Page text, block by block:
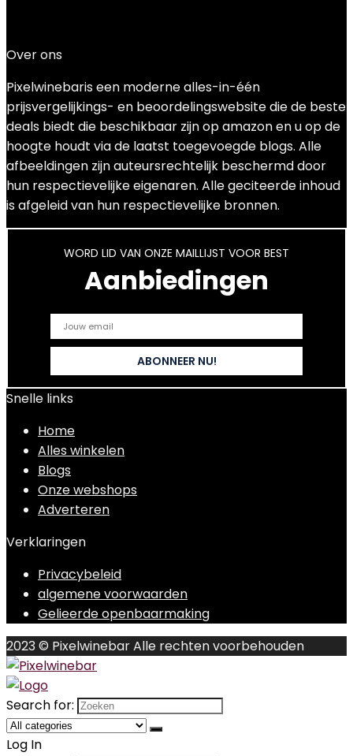
Over ons
Pixelwinebaris een moderne alles-in-één
prijsvergelijkings- en beoordelingswebsite die de beste
deals biedt die beschikbaar zijn op amazon en u op de
hoogte houdt via de laatst toegevoegde blogs. Alle
afbeeldingen zijn auteursrechtelijk beschermd door
hun respectievelijke eigenaren. Alle geciteerde inhoud
is afgeleid van hun respectievelijke bronnen.
WORD LID VAN ONZE MAILLIJST VOOR BEST
Aanbiedingen
Snelle links
Home
Alles winkelen
Blogs
Onze webshops
Adverteren
Verklaringen
Privacybeleid
algemene voorwaarden
Gelieerde openbaarmaking
2023 © Pixelwinebar Alle rechten voorbehouden
Search for:
Log In